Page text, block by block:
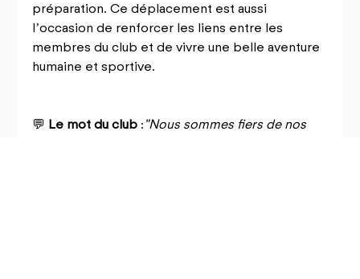
préparation. Ce déplacement est aussi
l’occasion de renforcer les liens entre les
membres du club et de vivre une belle aventure
humaine et sportive.
💬 Le mot du club : "Nous sommes fiers de nos